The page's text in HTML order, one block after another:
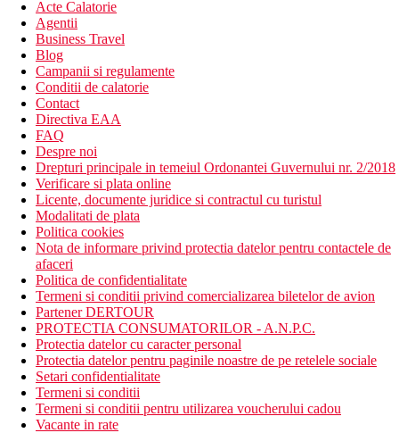
Acte Calatorie
Agentii
Business Travel
Blog
Campanii si regulamente
Conditii de calatorie
Contact
Directiva EAA
FAQ
Despre noi
Drepturi principale in temeiul Ordonantei Guvernului nr. 2/2018
Verificare si plata online
Licente, documente juridice si contractul cu turistul
Modalitati de plata
Politica cookies
Nota de informare privind protectia datelor pentru contactele de
afaceri
Politica de confidentialitate
Termeni si conditii privind comercializarea biletelor de avion
Partener DERTOUR
PROTECTIA CONSUMATORILOR - A.N.P.C.
Protectia datelor cu caracter personal
Protectia datelor pentru paginile noastre de pe retelele sociale
Setari confidentialitate
Termeni si conditii
Termeni si conditii pentru utilizarea voucherului cadou
Vacante in rate